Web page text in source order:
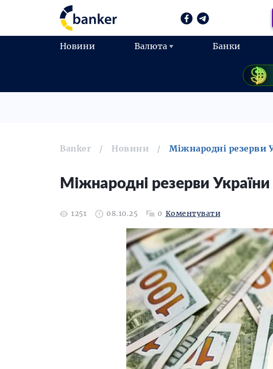
Новини Валюта Банки
Banker Новини Міжнародні резерви
Міжнародні резерви
1251 08.10.25 0 Коментувати